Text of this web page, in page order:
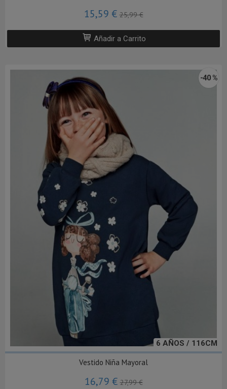
15,59 €25,99 €
Añadir a Carrito
6 AÑOS / 116CM
-40 %
Vestido Niña Mayoral
16,79 €27,99 €